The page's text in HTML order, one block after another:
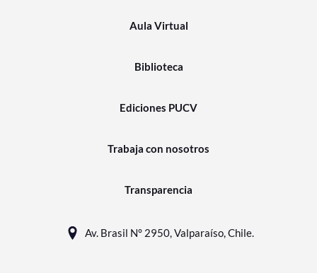
Aula Virtual
Biblioteca
Ediciones PUCV
Trabaja con nosotros
Transparencia
Av. Brasil N° 2950, Valparaíso, Chile.